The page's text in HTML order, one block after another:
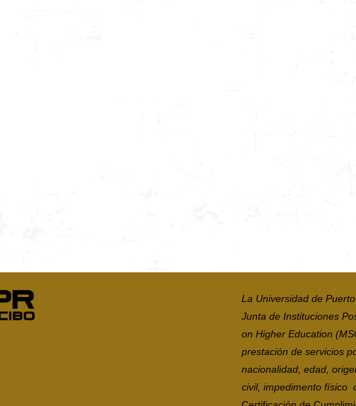
La Universidad de
Junta de Instituciones
on Higher Education
prestación de servicios
nacionalidad, edad,
civil, impedimento físico